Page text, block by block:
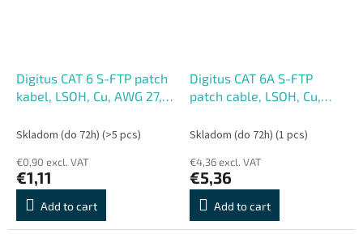
Digitus CAT 6 S-FTP patch
kabel, LSOH, Cu, AWG 27,
šedá
Skladom (do 72h) (>5 pcs)
€0,90 excl. VAT
€1,11
Add to cart
Digitus CAT 6A S-FTP
patch cable, LSOH, Cu,
color grey
Skladom (do 72h) (1 pcs)
€4,36 excl. VAT
€5,36
Add to cart